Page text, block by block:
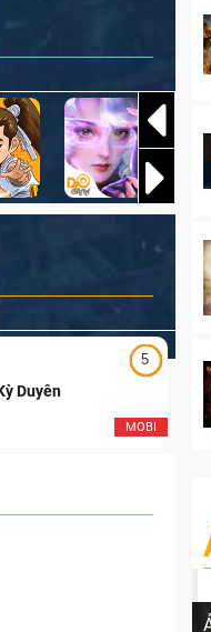
5
MOBI
Duyên